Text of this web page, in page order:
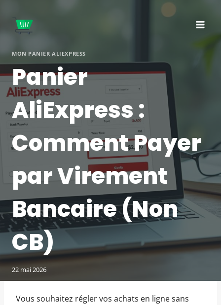
contenu
MON PANIER ALIEXPRESS
Panier
AliExpress :
Comment Payer
par Virement
Bancaire (Non
CB)
22 mai 2026
Vous souhaitez régler vos achats en ligne sans